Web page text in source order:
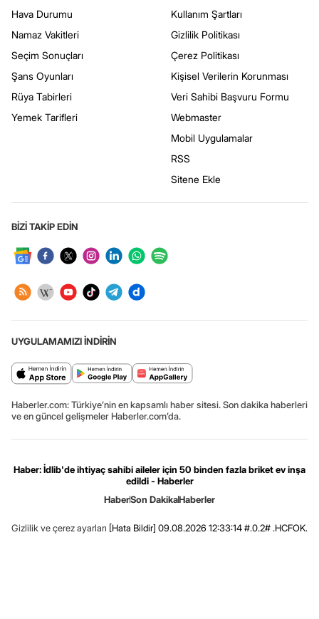
Hava Durumu
Namaz Vakitleri
Seçim Sonuçları
Şans Oyunları
Rüya Tabirleri
Yemek Tarifleri
Kullanım Şartları
Gizlilik Politikası
Çerez Politikası
Kişisel Verilerin Korunması
Veri Sahibi Başvuru Formu
Webmaster
Mobil Uygulamalar
RSS
Sitene Ekle
BİZİ TAKİP EDİN
UYGULAMAMIZI İNDİRİN
Haberler.com: Türkiye’nin en kapsamlı haber sitesi. Son dakika haberleri
ve en güncel gelişmeler Haberler.com’da.
Haber: İdlib'de ihtiyaç sahibi aileler için 50 binden fazla briket ev inşa
edildi - Haberler
HaberSon DakikaHaberler
Gizlilik ve çerez ayarları [Hata Bildir] 09.08.2026 12:33:14 #.0.2# .HCFOK.